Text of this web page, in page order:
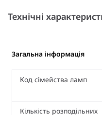
Технічні
Загальна інформація
Код сімейства ламп
Кількість розподільних